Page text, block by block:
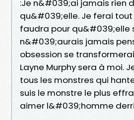
:Je n&#039;ai jamais rien
qu&#039;elle. Je ferai
faudra pour qu&#039;elle
n&#039;aurais jamais
obsession se
Layne Murphy sera à moi.
tous les monstres qui
suis le monstre le plus
aimer l&#039;homme